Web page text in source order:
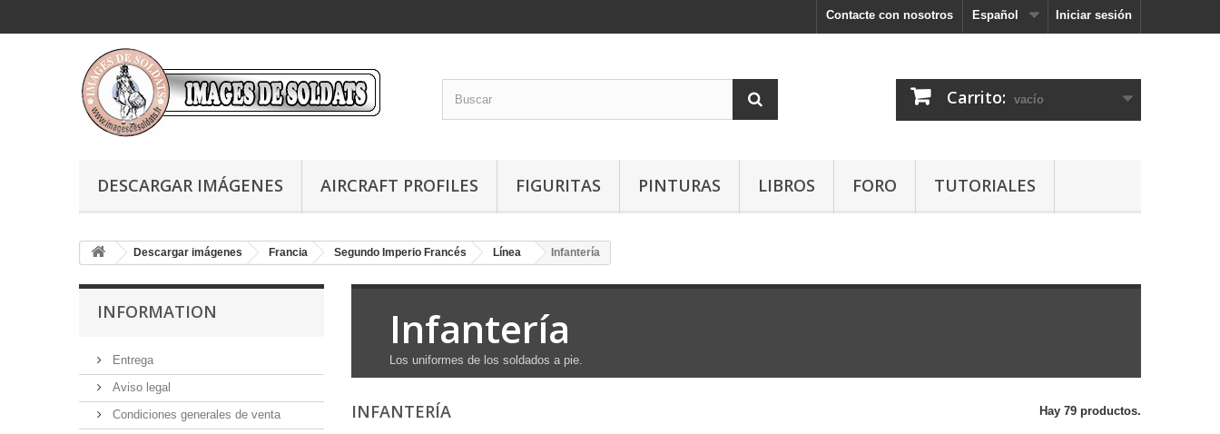
Iniciar sesión
Español
Contacte con nosotros
Carrito: vacío
DESCARGAR IMÁGENES AIRCRAFT PROFILES FIGURITAS PINTURAS LIBROS FORO TUTORIALES
Descargar imágenes Francia Segundo Imperio Francés Línea Infantería
INFORMATION
Entrega
Aviso legal
Condiciones generales de venta
Infantería
Los uniformes de los soldados a pie.
INFANTERÍA Hay 79 productos.